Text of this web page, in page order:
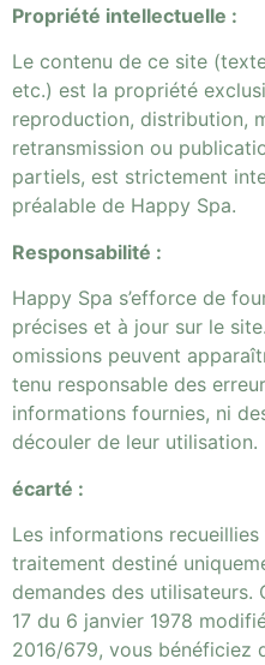
Propriété intellectuelle :
Le contenu de ce site
etc.) est la propriété
reproduction, distribution,
retransmission ou
partiels, est strictement
préalable de Happy Spa.
Responsabilité :
Happy Spa s’efforce de
précises et à jour sur le
omissions peuvent
tenu responsable des
informations fournies, ni
découler de leur utilisation.
écarté :
Les informations recueillies
traitement destiné
demandes des
17 du 6 janvier 1978
2016/679, vous bénéficiez